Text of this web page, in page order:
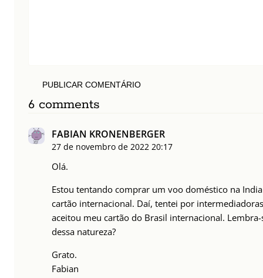
PUBLICAR COMENTÁRIO
6 comments
FABIAN KRONENBERGER
27 de novembro de 2022 20:17
Olá.
Estou tentando comprar um voo doméstico na
cartão internacional. Daí, tentei por
aceitou meu cartão do Brasil internacional.
dessa natureza?
Grato.
Fabian